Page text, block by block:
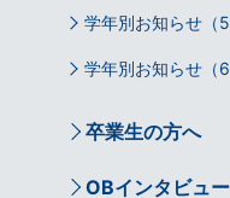
学年別お知らせ（5
学年別お知らせ（6
卒業生の方へ
OBインタビュー